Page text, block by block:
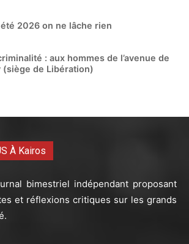
été 2026 on ne lâche rien
: aux hommes de l’avenue de
(siège de Libération)
À Kairos
bimestriel indépendant proposant
et réflexions critiques sur les grands